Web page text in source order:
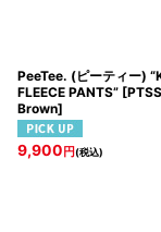
PeeTee. (ピーティー)
FLEECE PANTS” [
Brown]
9,900 円(税込)